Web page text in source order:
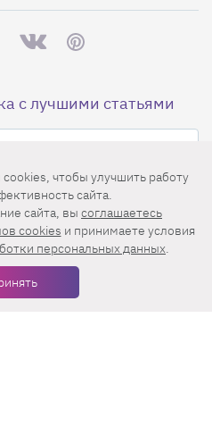
с лучшими статьями
вы принимаете условия
,политики конфиденциальности
чтобы улучшить работу
сайта.
сайта, вы соглашаетесь
cookies и принимаете условия
персональных данных.